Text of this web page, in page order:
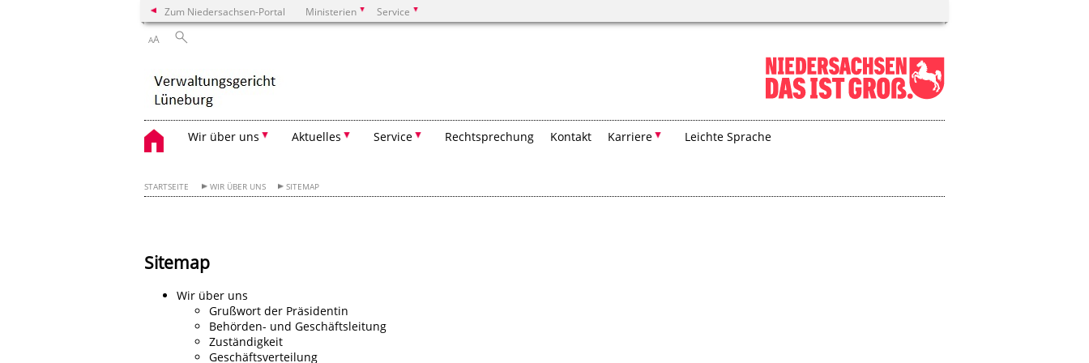
Zum Niedersachsen-Portal Ministerien Service
AA
Wir über uns Aktuelles Service Rechtsprechung Kontakt Karriere Leichte Sprache
STARTSEITE WIR ÜBER UNS SITEMAP
Sitemap
Wir über uns
Grußwort der Präsidentin
Behörden- und Geschäftsleitung
Zuständigkeit
Geschäftsverteilung